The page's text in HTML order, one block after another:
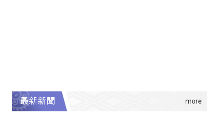
最新新聞